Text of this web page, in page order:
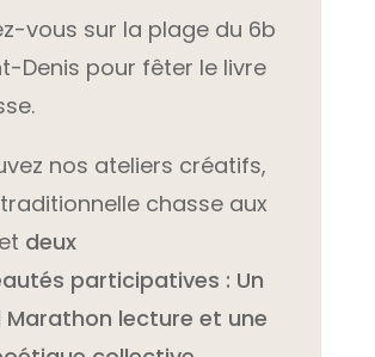
vous sur la plage du 6b
Denis pour fêter le livre
nos ateliers créatifs,
chasse aux
deux
participatives : Un
Marathon lecture et une